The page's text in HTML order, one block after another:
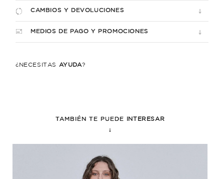
CAMBIOS Y DEVOLUCIONES
MEDIOS DE PAGO Y PROMOCIONES
¿NECESITÁS AYUDA?
TAMBIÉN TE PUEDE
INTERESAR
↓